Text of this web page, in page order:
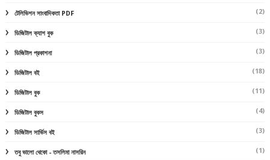
টেলিভিশন সাংবাদিকতা PDF (2)
ডিজিটাল ক্যাশ বুক (3)
ডিজিটাল প্রকাশনা (3)
ডিজিটাল বই (18)
ডিজিটাল বুক (11)
ডিজিটাল বুকস (4)
ডিজিটাল সার্ভিস বই (3)
তবু ভালো থেকো - তসলিমা নাসরিন (1)